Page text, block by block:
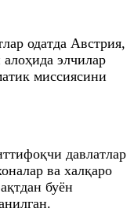
одатда Австрия,
элчилар
миссиясини
давлатлар
ва халқаро
буён